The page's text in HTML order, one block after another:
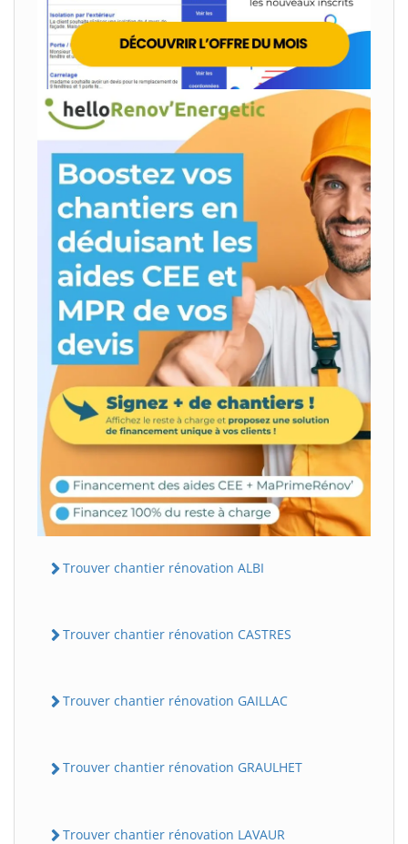
Trouver chantier rénovation ALBI
Trouver chantier rénovation CASTRES
Trouver chantier rénovation GAILLAC
Trouver chantier rénovation GRAULHET
Trouver chantier rénovation LAVAUR